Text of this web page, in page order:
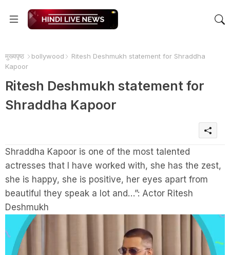
मुख्यपृष्ठ bollywood
Ritesh Deshmukh statement for Shraddha
Kapoor
Ritesh Deshmukh statement for
Shraddha Kapoor
Shraddha Kapoor is one of the most talented
actresses that I have worked with, she has the zest,
she is happy, she is positive, her eyes apart from
beautiful they speak a lot and…”: Actor Ritesh
Deshmukh